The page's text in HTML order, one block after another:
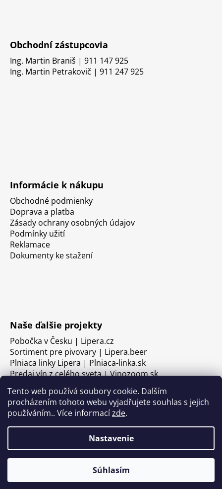
Tento web používá soubory cookie. Dalším
procházením tohoto webu vyjadřujete souhlas s jejich
používáním.. Více informacízde.
Nastavenie
Súhlasím
Obchodní zástupcovia
Ing. Martin Braniš | 911 147 925
Ing. Martin Petrakovič | 911 247 925
Informácie k nákupu
Obchodné podmienky
Doprava a platba
Zásady ochrany osobných údajov
Podmínky užití
Reklamace
Dokumenty ke stažení
Naše ďalšie projekty
Pobočka v Česku | Lipera.cz
Sortiment pre pivovary | Lipera.beer
Plniaca linky Lipera | Plniaca-linka.sk
Predaj vín z celého sveta | Vinozoom.sk
Vytvoril Shoptet
Copyright 2026LIPERA. Všetky práva vyhradené.